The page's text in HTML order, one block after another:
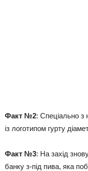
Факт №2: Спеціально з
із логотипом гурту
Факт №3: На захід
банку з-під пива, яка